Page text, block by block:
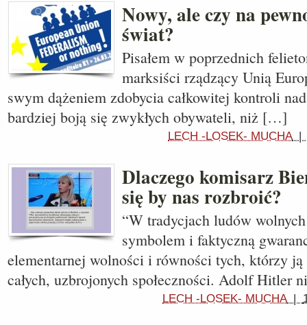
Nowy, ale czy na
świat?
Pisałem w poprzednich
marksiści rządzący Unią
swym dążeniem zdobycia całkowitej kontroli
bardziej boją się zwykłych obywateli, niż […]
LECH -LOSEK- MUCHA
Dlaczego komisarz
się by nas rozbroić?
“W tradycjach ludów
symbolem i faktyczną
elementarnej wolności i równości tych, którzy ją
całych, uzbrojonych społeczności. Adolf Hitler
LECH -LOSEK- MUCHA|